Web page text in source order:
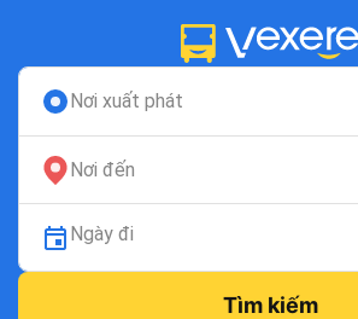
Nơi xuất phát
Nơi đến
Ngày đi
Tìm kiếm